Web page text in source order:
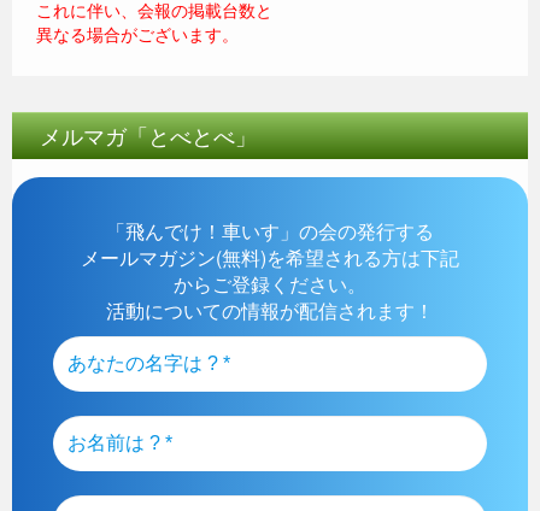
これに伴い、会報の掲載台数と
異なる場合がございます。
メルマガ「とべとべ」
「飛んでけ！車いす」の会の発行する
メールマガジン(無料)を希望される方は下記
からご登録ください。
活動についての情報が配信されます！